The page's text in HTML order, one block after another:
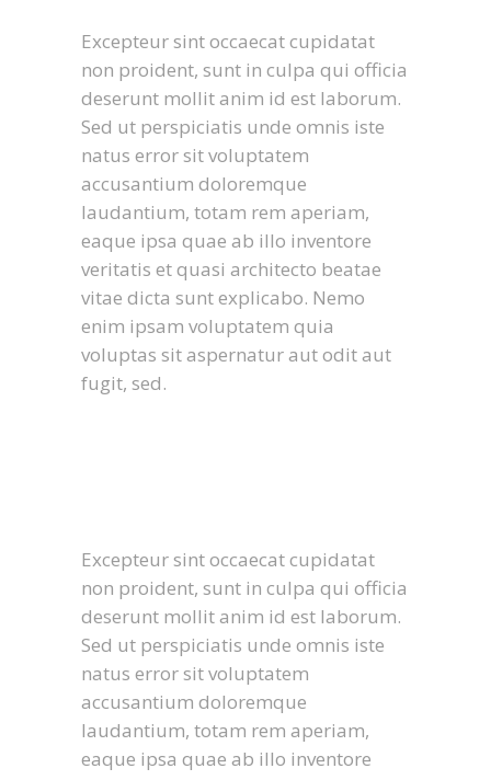
Excepteur sint occaecat cupidatat
non proident, sunt in culpa qui officia
deserunt mollit anim id est laborum.
Sed ut perspiciatis unde omnis iste
natus error sit voluptatem
accusantium doloremque
laudantium, totam rem aperiam,
eaque ipsa quae ab illo inventore
veritatis et quasi architecto beatae
vitae dicta sunt explicabo. Nemo
enim ipsam voluptatem quia
voluptas sit aspernatur aut odit aut
fugit, sed.
Excepteur sint occaecat cupidatat
non proident, sunt in culpa qui officia
deserunt mollit anim id est laborum.
Sed ut perspiciatis unde omnis iste
natus error sit voluptatem
accusantium doloremque
laudantium, totam rem aperiam,
eaque ipsa quae ab illo inventore